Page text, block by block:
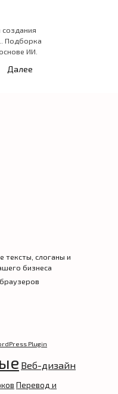
Подборка
ИИ.
Далее
слоганы и
бизнеса
Plugin
Веб-дизайн
Перевод и